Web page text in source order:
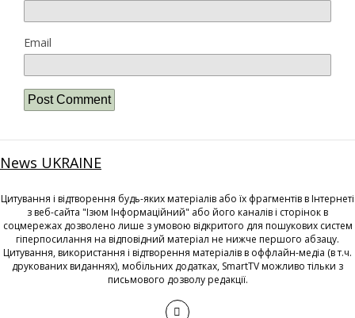
Email
News UKRAINE
Цитування і відтворення будь-яких матеріалів або їх фрагментів в Інтернеті
з веб-сайта "Ізюм Інформаційний" або його каналів і сторінок в
соцмережах дозволено лише з умовою відкритого для пошукових систем
гіперпосилання на відповідний матеріал не нижче першого абзацу.
Цитування, використання і відтворення матеріалів в оффлайн-медіа (в т.ч.
друкованих виданнях), мобільних додатках, SmartTV можливо тільки з
письмового дозволу редакції.